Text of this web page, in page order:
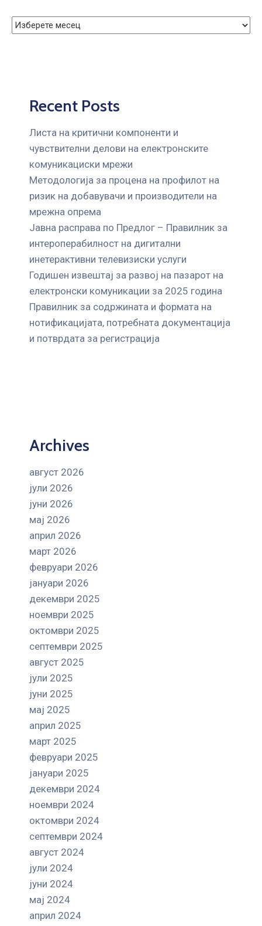
Recent Posts
Листа на критични компоненти и
чувствителни делови на електронските
комуникациски мрежи
Mетодологија за процена на профилот на
ризик на добавувачи и производители на
мрежна опрема
Јавна расправа по Предлог – Правилник за
интероперабилност на дигитални
инетерактивни телевизиски услуги
Годишен извештај за развој на пазарот на
електронски комуникации за 2025 година
Правилник за содржината и формата на
нотификацијата, потребната документација
и потврдата за регистрација
Archives
август 2026
јули 2026
јуни 2026
мај 2026
април 2026
март 2026
февруари 2026
јануари 2026
декември 2025
ноември 2025
октомври 2025
септември 2025
август 2025
јули 2025
јуни 2025
мај 2025
април 2025
март 2025
февруари 2025
јануари 2025
декември 2024
ноември 2024
октомври 2024
септември 2024
август 2024
јули 2024
јуни 2024
мај 2024
април 2024